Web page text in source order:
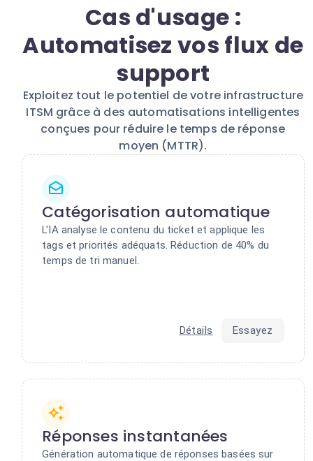
Cas d'usage :
Automatisez vos flux de
support
Exploitez tout le potentiel de votre infrastructure
ITSM grâce à des automatisations intelligentes
conçues pour réduire le temps de réponse
moyen (MTTR).
Catégorisation automatique
L'IA analyse le contenu du ticket et applique les
tags et priorités adéquats. Réduction de 40% du
temps de tri manuel.
Détails Essayez
Réponses instantanées
Génération automatique de réponses basées sur